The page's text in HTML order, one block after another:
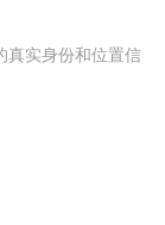
真实身份和位置信